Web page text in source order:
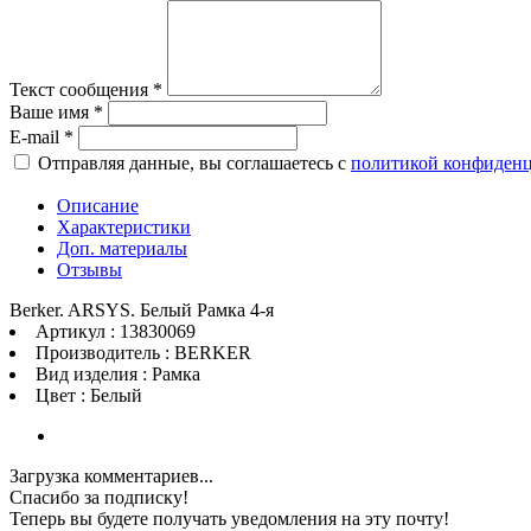
Текст сообщения *
Ваше имя *
E-mail *
Отправляя данные, вы соглашаетесь с политикой
Описание
Характеристики
Доп. материалы
Отзывы
Berker. ARSYS. Белый Рамка 4-я
Артикул : 13830069
Производитель : BERKER
Вид изделия : Рамка
Цвет : Белый
Загрузка комментариев...
Спасибо за подписку!
Теперь вы будете получать уведомления на эту почту!